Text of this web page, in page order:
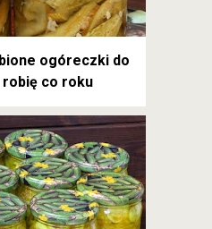
ogóreczki do
co roku